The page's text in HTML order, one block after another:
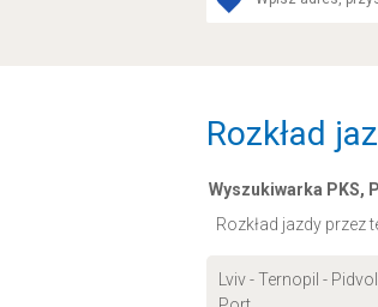
Rozkład
Wyszukiwarka PKS,
Rozkład jazdy przez
Lviv - Ternopil -